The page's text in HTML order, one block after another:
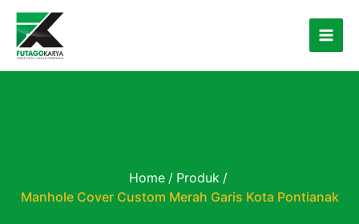
Skip to content
Home / Produk /
Manhole Cover Custom Merah Garis Kota Pontianak